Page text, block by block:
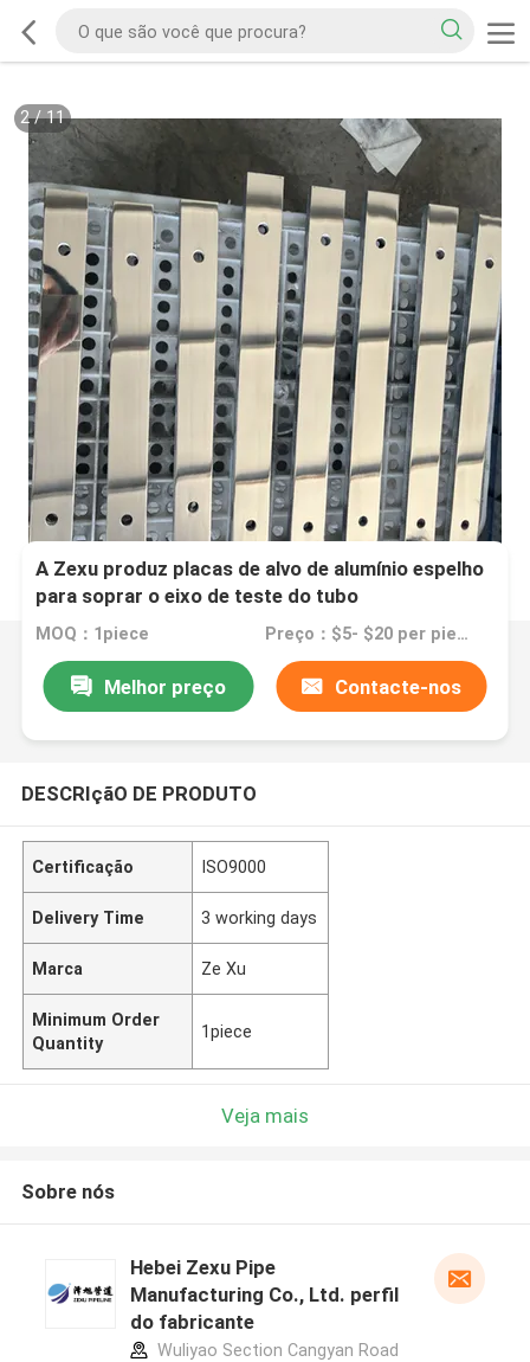
2/11
A Zexu produz placas de alvo de alumínio espelho
para soprar o eixo de teste do tubo
MOQ：1piece Preço：$5- $20 per piece
Melhor preço Contacte-nos
DESCRIçãO DE PRODUTO
Certificação ISO9000
Delivery Time 3 working days
Marca Ze Xu
Minimum Order
Quantity
1piece
Veja mais
Sobre nós
Hebei Zexu Pipe
Manufacturing Co., Ltd. perfil
do fabricante
Wuliyao Section Cangyan Road